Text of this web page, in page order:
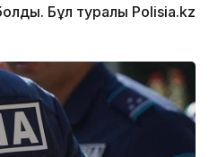
болды. Бұл туралы Polisia.kz